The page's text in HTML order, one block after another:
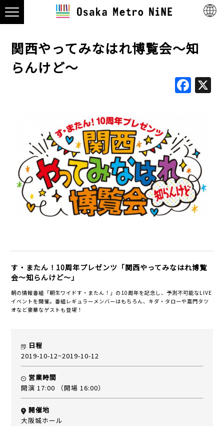
関西やってみなはれ博覧会～知
らんけど～
す・またん！10周年プレゼンツ「関西やってみなはれ博覧
会～知らんけど～」
朝の情報番組「朝生ワイドす・またん！」の10周年を記念し、予測不可能なLIVE
イベントを開催。番組レギュラーメンバーはもちろん、キダ・タローや嘉門タツ
オなど豪華なゲストも登場！
日程
2019-10-12~2019-10-12
営業時間
開演 17:00 （開場 16:00）
開催地
大阪城ホール